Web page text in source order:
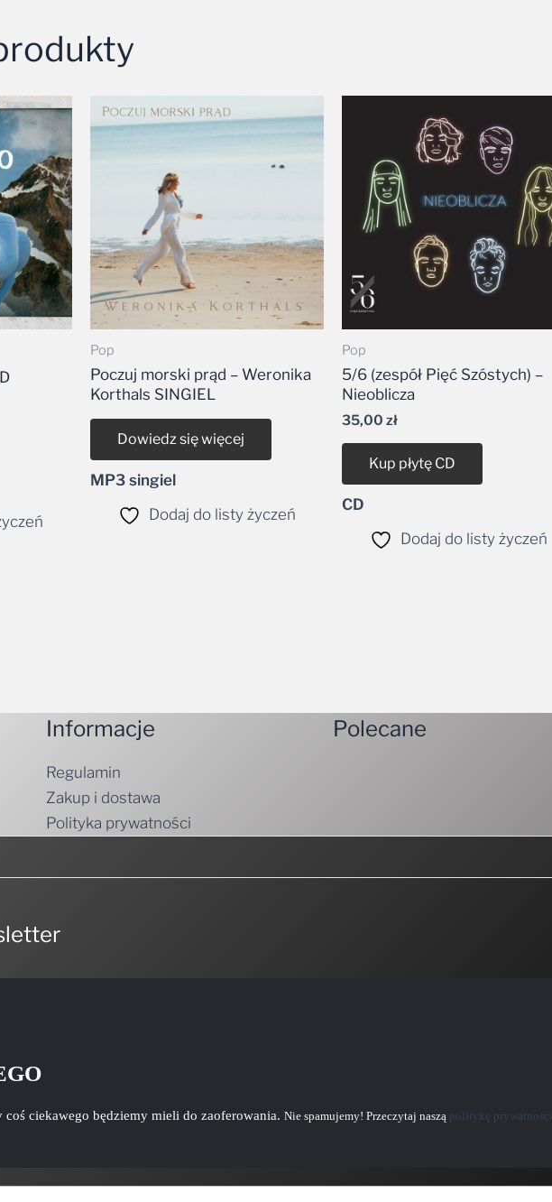
Pop
Poczuj morski prąd – Weronika
Korthals SINGIEL
Dowiedz się więcej
MP3 singiel
Dodaj do listy życzeń
Pop
5/6 (zespół Pięć Szóstych) –
Nieoblicza
35,00 zł
Kup płytę CD
CD
Dodaj do listy życzeń
Informacje
Regulamin
Zakup i dostawa
Polityka prywatności
Polecane
ciekawego będziemy mieli do zaoferowania. Nie spamujemy! Przeczytaj naszą politykę prywatności